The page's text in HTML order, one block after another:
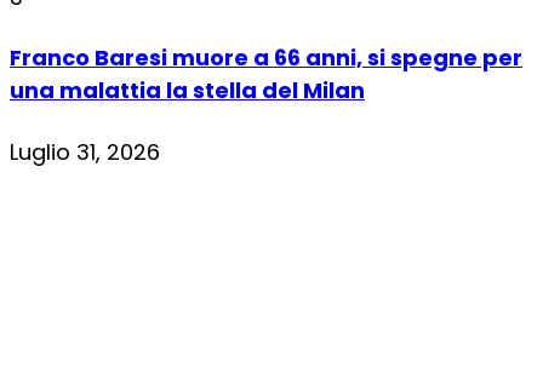
Franco Baresi muore a 66 anni, si spegne per
una malattia la stella del Milan
Luglio 31, 2026